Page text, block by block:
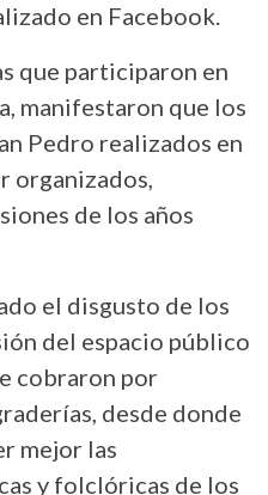
en Facebook.
que participaron en
manifestaron que los
Pedro realizados en
organizados,
de los años
el disgusto de los
del espacio público
cobraron por
desde donde
mejor las
y folclóricas de los